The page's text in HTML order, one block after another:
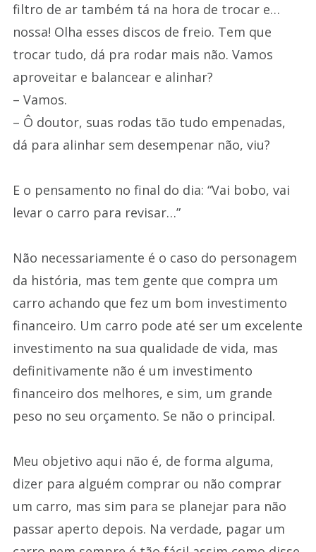
filtro de ar também tá na hora de trocar e…
nossa! Olha esses discos de freio. Tem que
trocar tudo, dá pra rodar mais não. Vamos
aproveitar e balancear e alinhar?
– Vamos.
– Ô doutor, suas rodas tão tudo empenadas,
dá para alinhar sem desempenar não, viu?
E o pensamento no final do dia: “Vai bobo, vai
levar o carro para revisar…”
Não necessariamente é o caso do personagem
da história, mas tem gente que compra um
carro achando que fez um bom investimento
financeiro. Um carro pode até ser um excelente
investimento na sua qualidade de vida, mas
definitivamente não é um investimento
financeiro dos melhores, e sim, um grande
peso no seu orçamento. Se não o principal.
Meu objetivo aqui não é, de forma alguma,
dizer para alguém comprar ou não comprar
um carro, mas sim para se planejar para não
passar aperto depois. Na verdade, pagar um